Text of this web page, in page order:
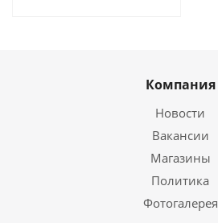
Компания
Новости
Вакансии
Магазины
Политика
Фотогалерея